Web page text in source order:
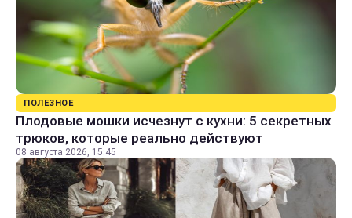
ПОЛЕЗНОЕ
Плодовые мошки исчезнут с кухни: 5 секретных
трюков, которые реально действуют
08 августа 2026, 15:45